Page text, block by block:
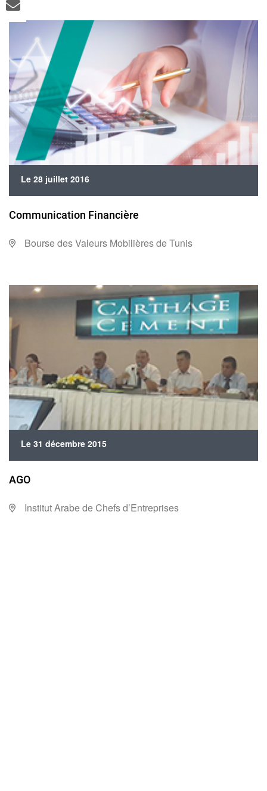
Le 28 juillet 2016
Communication Financière
Bourse des Valeurs Mobilières de Tunis
Le 31 décembre 2015
AGO
Institut Arabe de Chefs d’Entreprises